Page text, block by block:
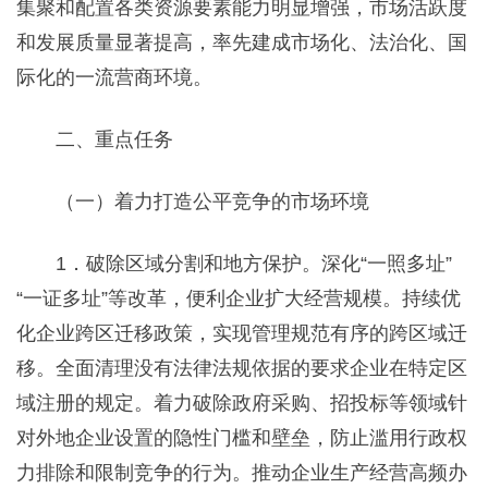
集聚和配置各类资源要素能力明显增强，市场活跃度
和发展质量显著提高，率先建成市场化、法治化、国
际化的一流营商环境。
二、重点任务
（一）着力打造公平竞争的市场环境
1．破除区域分割和地方保护。深化“一照多址”
“一证多址”等改革，便利企业扩大经营规模。持续优
化企业跨区迁移政策，实现管理规范有序的跨区域迁
移。全面清理没有法律法规依据的要求企业在特定区
域注册的规定。着力破除政府采购、招投标等领域针
对外地企业设置的隐性门槛和壁垒，防止滥用行政权
力排除和限制竞争的行为。推动企业生产经营高频办